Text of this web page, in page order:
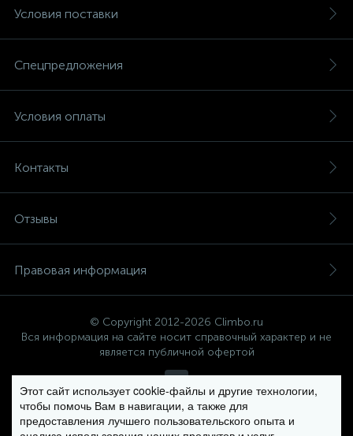
Условия поставки
Спецпредложения
Условия оплаты
Контакты
Отзывы
Правовая информация
© Copyright 2012-2026 Climbo.ru
Вся информация на сайте носит справочный характер и не
является публичной офертой
Политика компании в отношении обработки персональных
данных
Этот сайт использует cookie-файлы и другие технологии,
чтобы помочь Вам в навигации, а также для
предоставления лучшего пользовательского опыта и